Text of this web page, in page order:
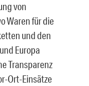
von
Waren für die
und den
Europa
Transparenz
Ort-Einsätze